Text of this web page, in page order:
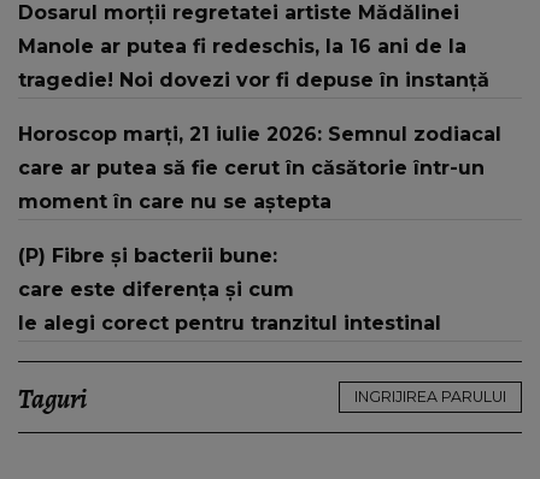
săracul băiat! Sper că..."
Dosarul morții regretatei artiste Mădălinei
Manole ar putea fi redeschis, la 16 ani de la
tragedie! Noi dovezi vor fi depuse în instanță
Horoscop marți, 21 iulie 2026: Semnul zodiacal
care ar putea să fie cerut în căsătorie într-un
moment în care nu se aștepta
(P) Fibre și bacterii bune:
care este diferența și cum
le alegi corect pentru tranzitul intestinal
Taguri INGRIJIREA PARULUI